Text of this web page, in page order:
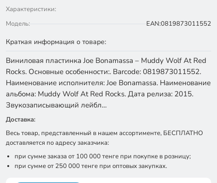
Характеристики:
Модель:
EAN:0819873011552
Краткая информация о товаре:
Виниловая пластинка Joe Bonamassa – Muddy Wolf At Red
Rocks. Основные особенности:. Barcode: 0819873011552.
Наименование исполнителя: Joe Bonamassa. Наименование
альбома: Muddy Wolf At Red Rocks. Дата релиза: 2015.
Звукозаписывающий лейбл…
Доставка:
Весь товар, представленный в нашем ассортименте, БЕСПЛАТНО
доставляется по адресу заказчика:
при сумме заказа от 100 000 тенге при покупке в розницу;
при сумме от 250 000 тенге при оптовых закупках.